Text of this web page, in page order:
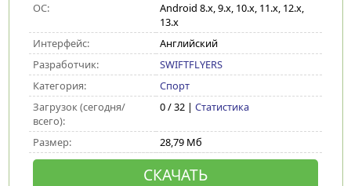
ОС:
Android 8.x, 9.x, 10.x, 11.x, 12.x,
13.x
Интерфейс:
Английский
Разработчик:
SWIFTFLYERS
Категория:
Спорт
Загрузок (сегодня/
всего):
0 / 32 | Статистика
Размер: 28,79 Мб
СКАЧАТЬ